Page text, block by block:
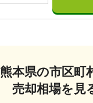
熊本県の市区町
売却相場を見